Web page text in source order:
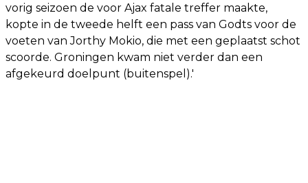
vorig seizoen de voor Ajax fatale treffer maakte,
kopte in de tweede helft een pass van Godts voor de
voeten van Jorthy Mokio, die met een geplaatst schot
scoorde. Groningen kwam niet verder dan een
afgekeurd doelpunt (buitenspel).'